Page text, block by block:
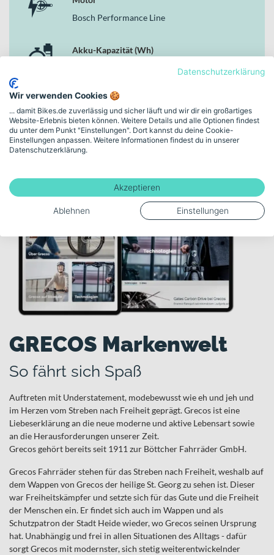
es Dir genau die Zuverlässigkeit und den Komfort, den Du im
Bosch Performance Line
Akku-Kapazität (Wh)
Mehr anzeigen
GRECOS Markenwelt
So fährt sich Spaß
Auftreten mit Understatement, modebewusst wie eh und jeh und
im Herzen vom Streben nach Freiheit geprägt. Grecos ist eine
Liebeserklärung an die neue moderne und aktive Lebensart sowie
an die Herausforderungen unserer Zeit.
Grecos gehört bereits seit 1911 zur Böttcher Fahrräder GmbH.
Grecos Fahrräder stehen für das Streben nach Freiheit, weshalb auf
dem Wappen von Grecos der heilige St. Georg zu sehen ist. Dieser
war Freiheitskämpfer und setzte sich für das Gute und die Freiheit
der Menschen ein. Er findet sich auch im Wappen und als
Schutzpatron der Stadt Heide wieder, wo Grecos seinen Ursprung
hat. Unabhängig und frei in allen Situationen des Alltags - dafür
sorgt Grecos mit modernster, sich stetig weiterentwickelnder
Datenschutzerklärung
Wir verwenden Cookies 🍪
... damit Bikes.de zuverlässig und sicher läuft und wir dir ein großartiges
Website-Erlebnis bieten können. Weitere Details und alle Optionen findest
du unter dem Punkt "Einstellungen". Dort kannst du deine Cookie-
Einstellungen anpassen. Weitere Informationen findest du in unserer
Datenschutzerklärung.
Akzeptieren
Ablehnen Einstellungen